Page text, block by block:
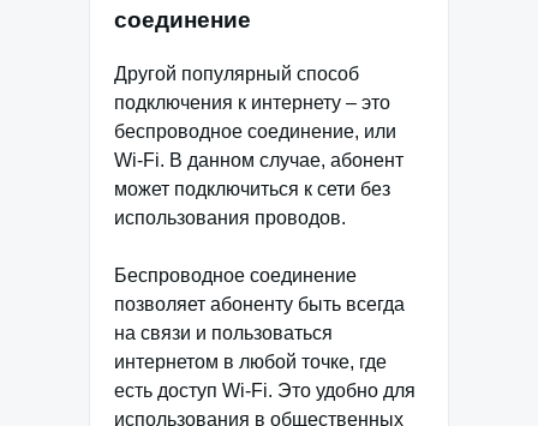
соединение
Другой популярный способ
подключения к интернету – это
беспроводное соединение, или
Wi-Fi. В данном случае, абонент
может подключиться к сети без
использования проводов.
Беспроводное соединение
позволяет абоненту быть всегда
на связи и пользоваться
интернетом в любой точке, где
есть доступ Wi-Fi. Это удобно для
использования в общественных